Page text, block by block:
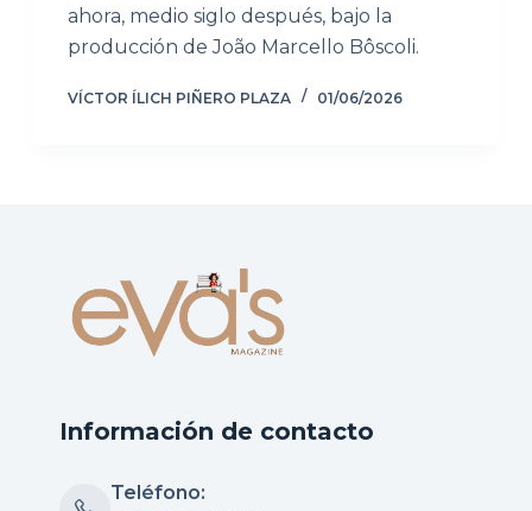
ahora, medio siglo después, bajo la
producción de João Marcello Bôscoli.
VÍCTOR ÍLICH PIÑERO PLAZA 01/06/2026
Información de contacto
Teléfono: